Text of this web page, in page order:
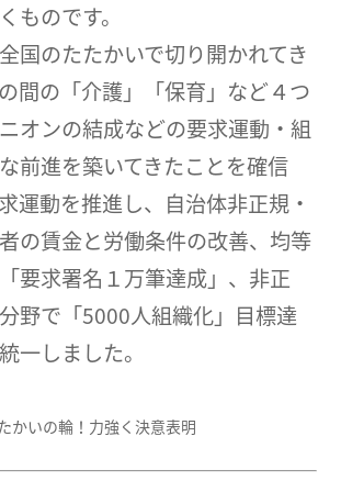
ものです。
国のたたかいで切り開かれてき
間の「介護」「保育」など４つ
オンの結成などの要求運動・組
前進を築いてきたことを確信
運動を推進し、自治体非正規・
の賃金と労働条件の改善、均等
要求署名１万筆達成」、非正
野で「5000人組織化」目標達
一しました。
かいの輪！力強く決意表明